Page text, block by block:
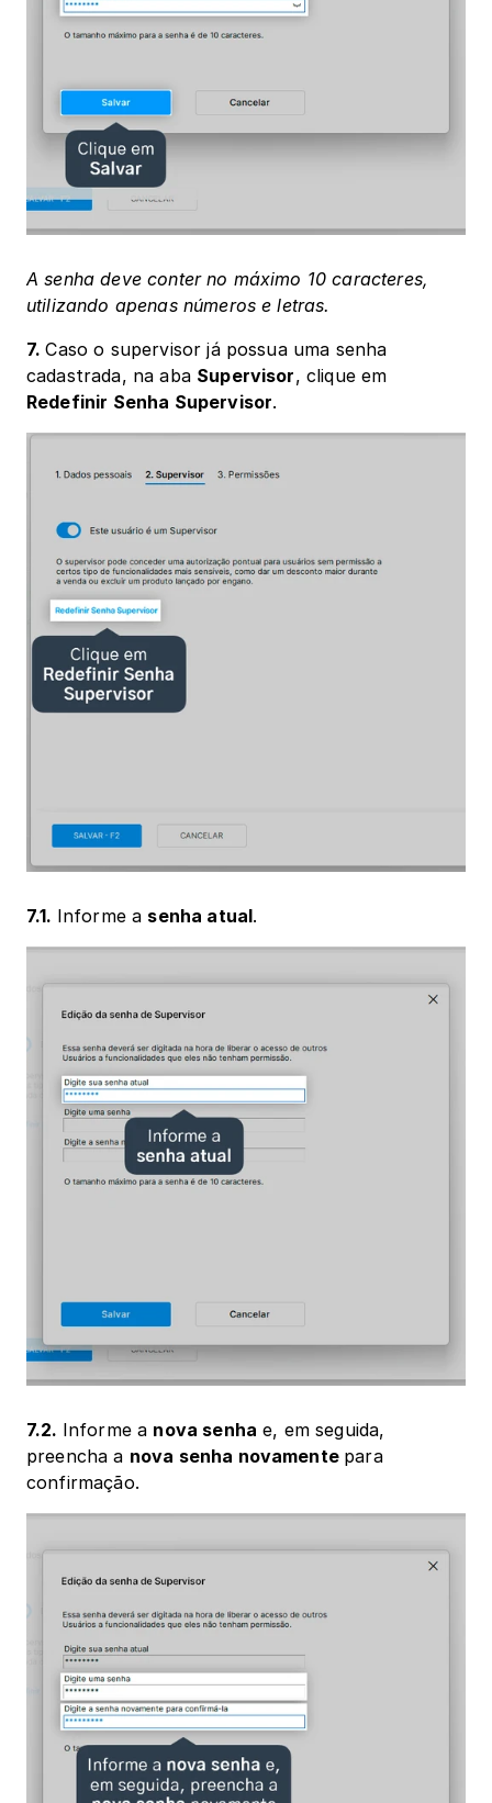
A senha deve conter no máximo 10 caracteres,
utilizando apenas números e letras.
7. Caso o supervisor já possua uma senha
cadastrada, na aba Supervisor
Redefinir Senha Supervisor.
7.1. Informe a senha atual.
7.2. Informe a nova senha e, em seguida,
preencha a nova senha novamente para
confirmação.